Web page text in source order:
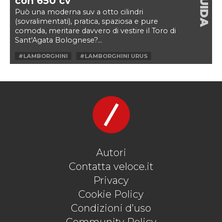
Può una moderna suv a otto cilindri
(sovralimentati), pratica, spaziosa e pure
comoda, meritare davvero di vestire il Toro di
Sant'Agata Bolognese?...
#LAMBORGHINI
#LAMBORGHINI URUS
#LAMBORGHINI URUS IN FUORI STRADA
#LAMBORGHINI URUS RECENSIONE
#LAMBORGHINI URUS TEST
#LAMBORGHINI URUS TEST DRIVE
Autori
Contatta veloce.it
Privacy
Cookie Policy
Condizioni d’uso